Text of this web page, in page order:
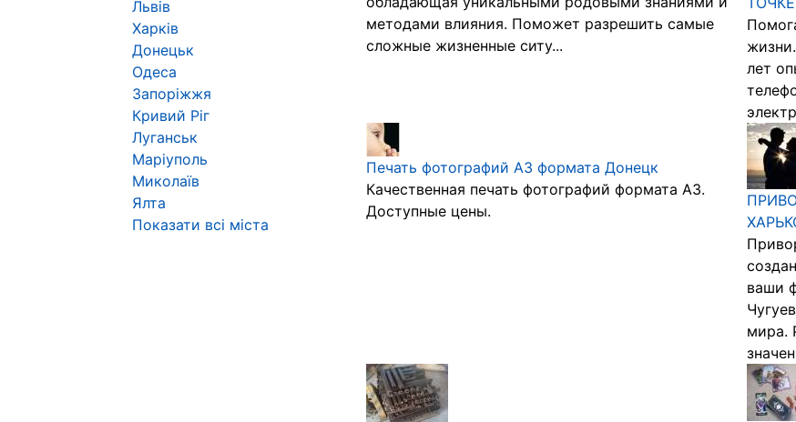
методами влияния. Поможет разрешить самые
сложные жизненные ситу...
лет
Печать фотографий А3 формата Донецк
Качественная печать фотографий формата А3.
Доступные цены.
ваши
мира.
Львів
Харків
Донецьк
Одеса
Запоріжжя
Кривий Ріг
Луганськ
Маріуполь
Миколаїв
Ялта
Показати всі міста